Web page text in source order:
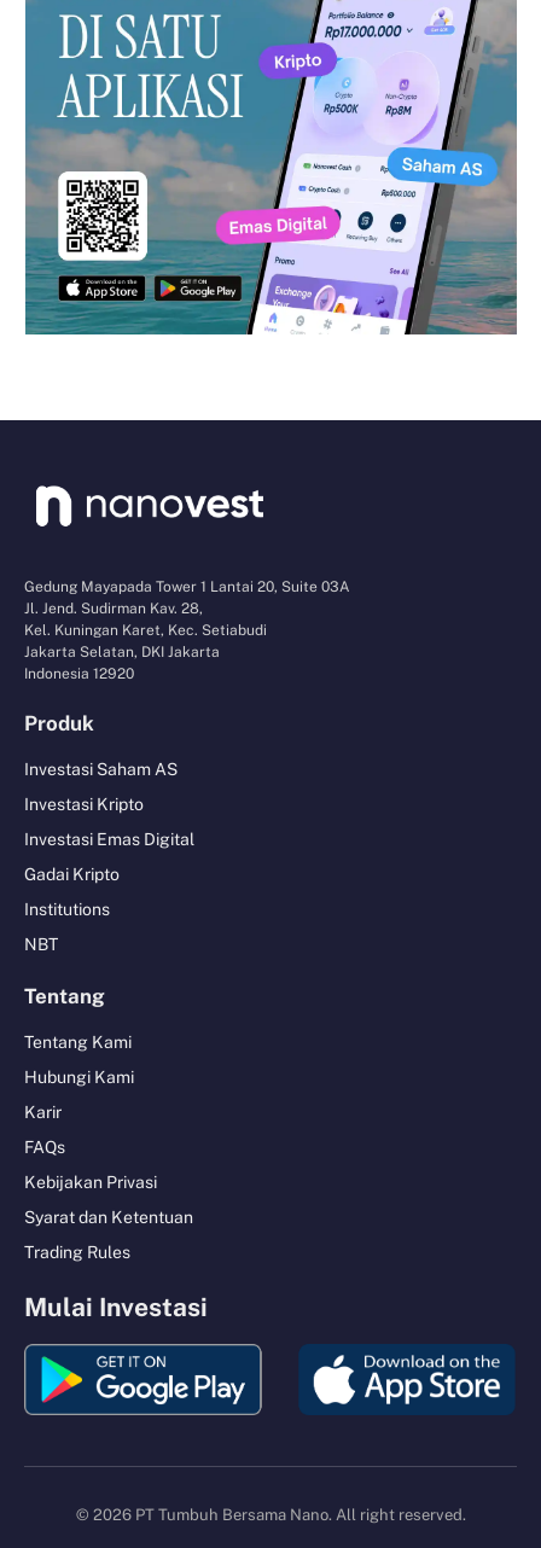
Gedung Mayapada Tower 1 Lantai 20, Suite 03A
Jl. Jend. Sudirman Kav. 28,
Kel. Kuningan Karet, Kec. Setiabudi
Jakarta Selatan, DKI Jakarta
Indonesia 12920
Produk
Investasi Saham AS
Investasi Kripto
Investasi Emas Digital
Gadai Kripto
Institutions
NBT
Tentang
Tentang Kami
Hubungi Kami
Karir
FAQs
Kebijakan Privasi
Syarat dan Ketentuan
Trading Rules
Mulai Investasi
© 2026 PT Tumbuh Bersama Nano. All right reserved.